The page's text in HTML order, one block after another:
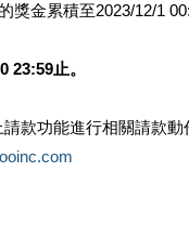
金累積至2023/12/1
23:59止。
款功能進行相關請款